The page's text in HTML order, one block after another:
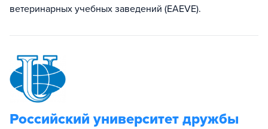
ветеринарных учебных заведений (EAEVE).
Российский университет дружбы